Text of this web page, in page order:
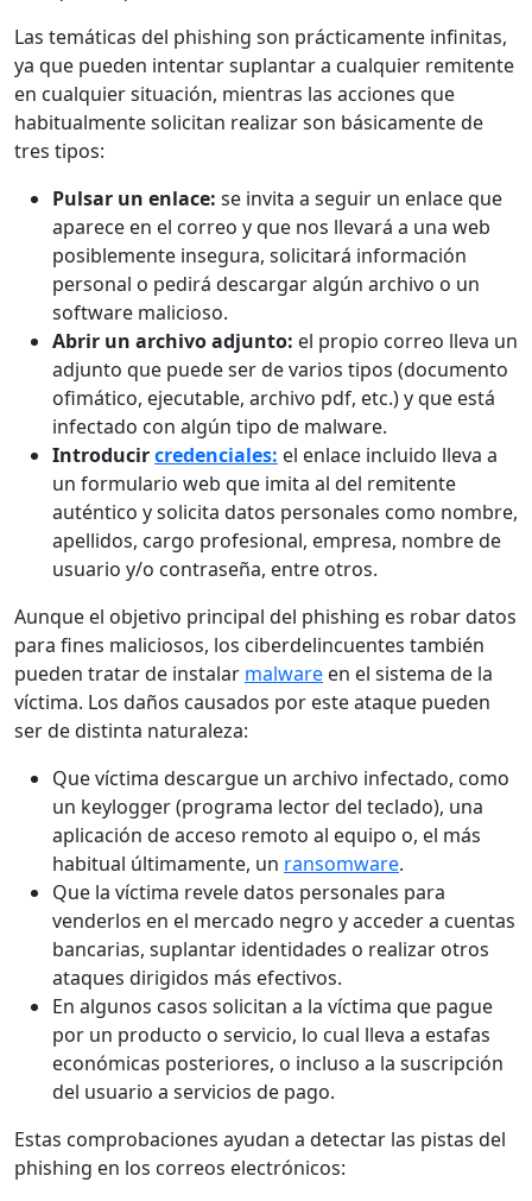
Las temáticas del phishing son prácticamente infinitas,
ya que pueden intentar suplantar a cualquier remitente
en cualquier situación, mientras las acciones que
habitualmente solicitan realizar son básicamente de
tres tipos:
Pulsar un enlace: se invita a seguir un enlace que
aparece en el correo y que nos llevará a una web
posiblemente insegura, solicitará información
personal o pedirá descargar algún archivo o un
software malicioso.
Abrir un archivo adjunto: el propio correo lleva un
adjunto que puede ser de varios tipos (documento
ofimático, ejecutable, archivo pdf, etc.) y que está
infectado con algún tipo de malware.
Introducircredenciales: el enlace incluido lleva a
un formulario web que imita al del remitente
auténtico y solicita datos personales como nombre,
apellidos, cargo profesional, empresa, nombre de
usuario y/o contraseña, entre otros.
Aunque el objetivo principal del phishing es robar datos
para fines maliciosos, los ciberdelincuentes también
pueden tratar de instalar malware en el sistema de la
víctima. Los daños causados por este ataque pueden
ser de distinta naturaleza:
Que víctima descargue un archivo infectado, como
un keylogger (programa lector del teclado), una
aplicación de acceso remoto al equipo o, el más
habitual últimamente, un ransomware.
Que la víctima revele datos personales para
venderlos en el mercado negro y acceder a cuentas
bancarias, suplantar identidades o realizar otros
ataques dirigidos más efectivos.
En algunos casos solicitan a la víctima que pague
por un producto o servicio, lo cual lleva a estafas
económicas posteriores, o incluso a la suscripción
del usuario a servicios de pago.
Estas comprobaciones ayudan a detectar las pistas del
phishing en los correos electrónicos: